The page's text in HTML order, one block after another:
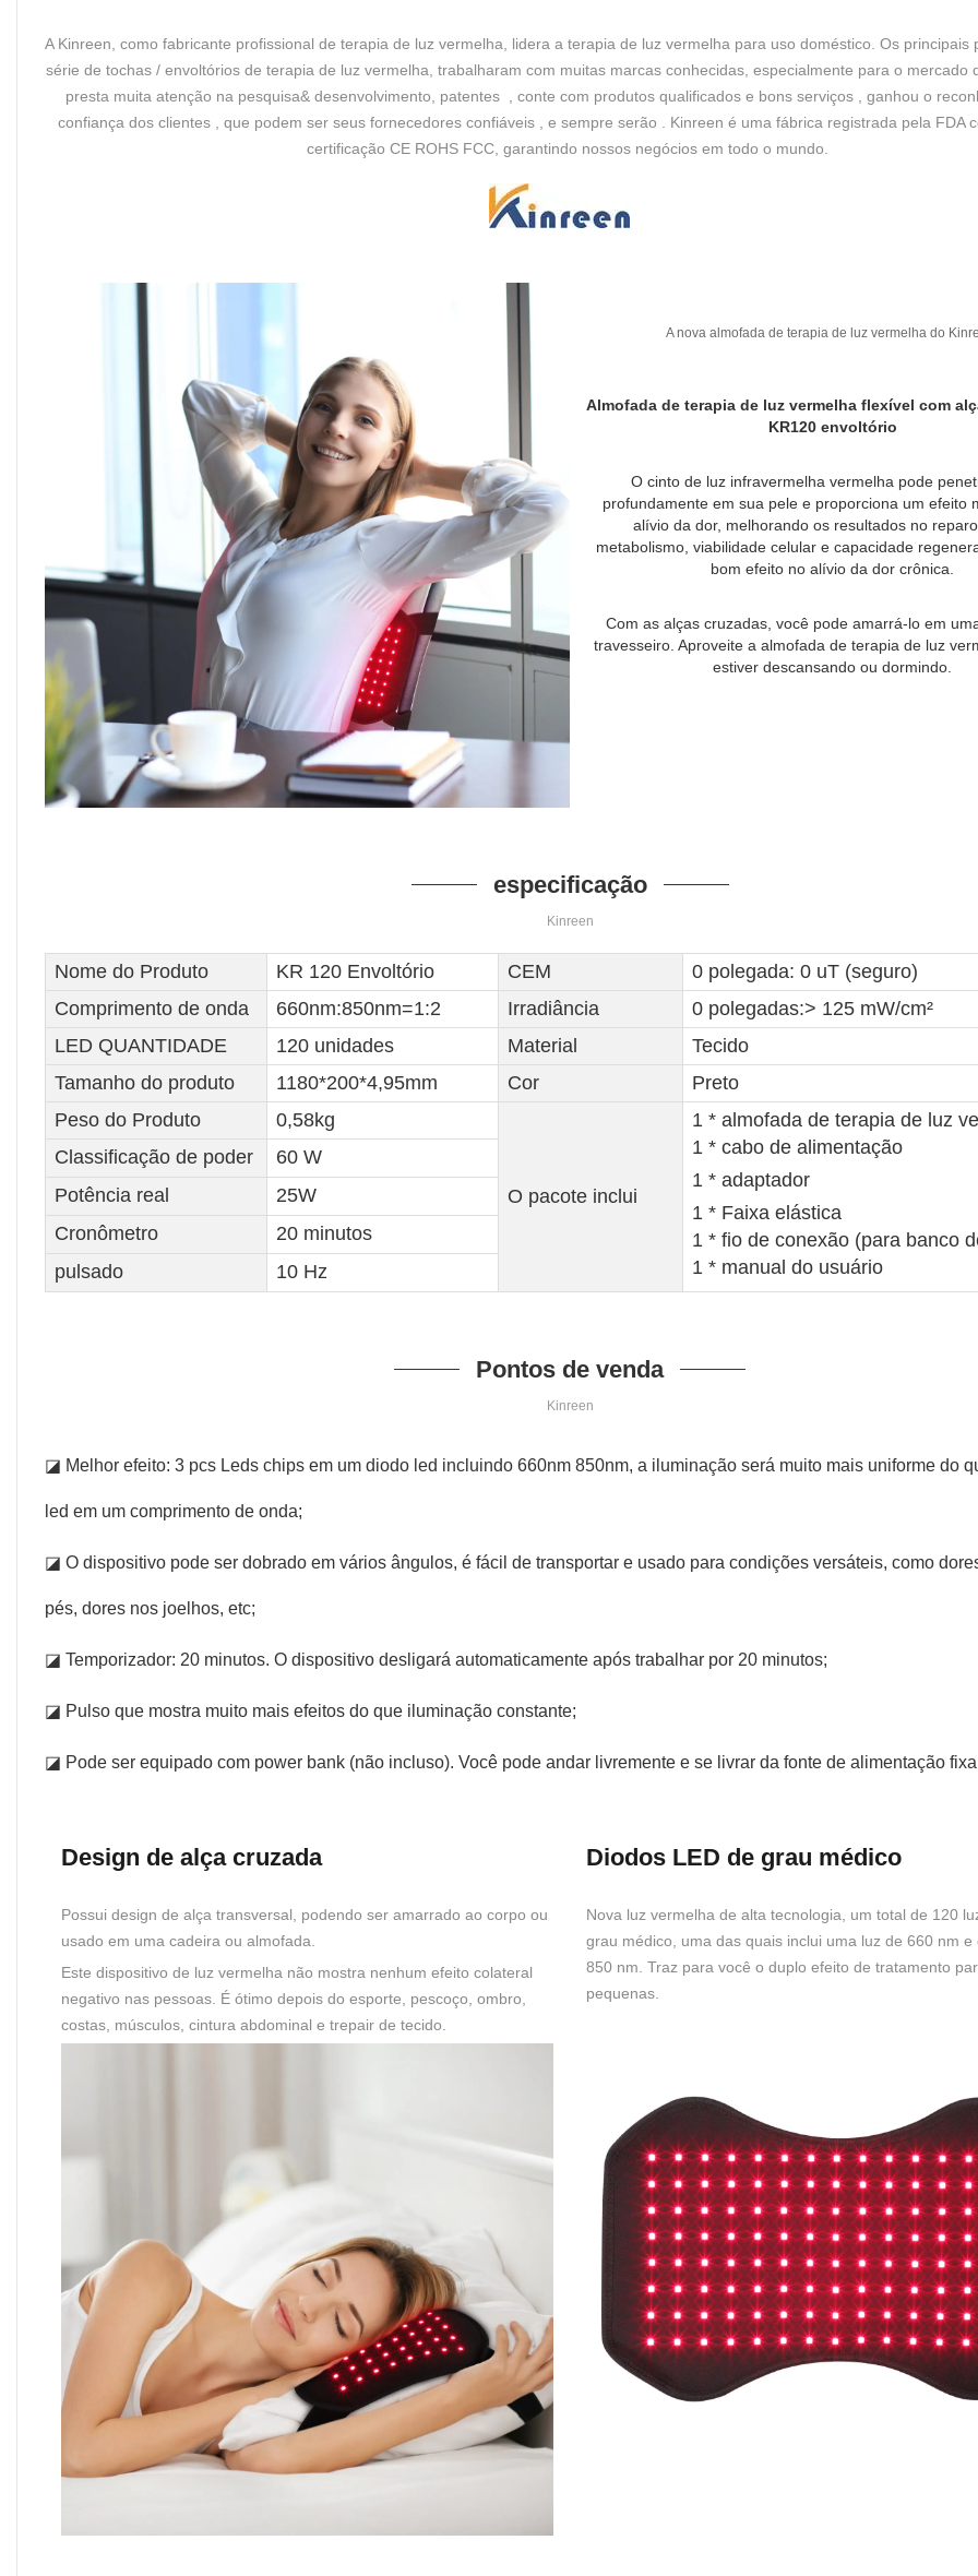
A Kinreen, como fabricante profissional de terapia de luz vermelha, lidera a terapia de luz vermelha para uso doméstico. Os principais
série de tochas / envoltórios de terapia de luz vermelha, trabalharam com muitas marcas conhecidas, especialmente para o mercado
presta muita atenção na pesquisa& desenvolvimento, patentes , conte com produtos qualificados e bons serviços , ganhou o
confiança dos clientes , que podem ser seus fornecedores confiáveis ​​, e sempre serão . Kinreen é uma fábrica registrada pela FDA
certificação CE ROHS FCC, garantindo nossos negócios em todo o mundo.
A nova almofada de terapia de luz vermelha do
Almofada de terapia de luz vermelha flexível com
KR120 envoltório
O cinto de luz infravermelha vermelha pode
profundamente em sua pele e proporciona um efeito
alívio da dor, melhorando os resultados no reparo
metabolismo, viabilidade celular e capacidade
bom efeito no alívio da dor crônica.
Com as alças cruzadas, você pode amarrá-lo em
travesseiro. Aproveite a almofada de terapia de luz
estiver descansando ou dormindo.
especificação
Kinreen
Nome do Produto KR 120 Envoltório CEM
0 polegada: 0 uT (seguro)
Comprimento de onda
660nm:850nm=1:2 Irradiância
0 polegadas:> 125 mW/cm²
LED QUANTIDADE
120 unidades Material
Tecido
Tamanho do produto
1180*200*4,95mm Cor
Preto
Peso do Produto
0,58kg
O pacote inclui
1 * almofada de terapia de luz
1 * cabo de alimentação
1 * adaptador
1 * Faixa elástica
1 * fio de conexão (para banco
1 * manual do usuário
Classificação de poder
60 W
Potência real
25W
Cronômetro
20 minutos
pulsado
10 Hz
Pontos de venda
Kinreen
◪ Melhor efeito: 3 pcs Leds chips em um diodo led incluindo 660nm 850nm, a iluminação será muito mais uniforme do
led em um comprimento de onda;
◪ O dispositivo pode ser dobrado em vários ângulos, é fácil de transportar e usado para condições versáteis, como
pés, dores nos joelhos, etc;
◪ Temporizador: 20 minutos. O dispositivo desligará automaticamente após trabalhar por 20 minutos;
◪ Pulso que mostra muito mais efeitos do que iluminação constante;
◪ Pode ser equipado com power bank (não incluso). Você pode andar livremente e se livrar da fonte de alimentação
Design de alça cruzada
Possui design de alça transversal, podendo ser amarrado ao corpo ou
usado em uma cadeira ou almofada.
Este dispositivo de luz vermelha não mostra nenhum efeito colateral
negativo nas pessoas. É ótimo depois do esporte, pescoço, ombro,
costas, músculos, cintura abdominal e trepair de tecido.
Diodos LED de grau médico
Nova luz vermelha de alta tecnologia, um total de 120
grau médico, uma das quais inclui uma luz de 660 nm e
850 nm. Traz para você o duplo efeito de tratamento
pequenas.